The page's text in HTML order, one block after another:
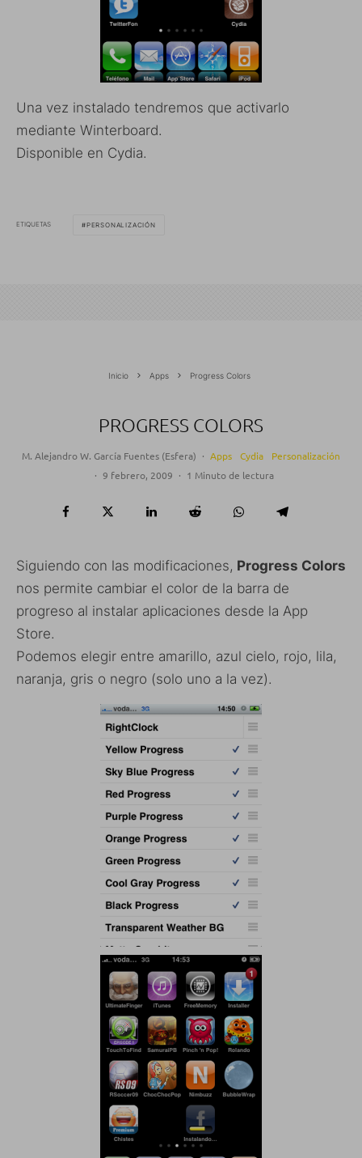
Una vez instalado tendremos que activarlo
mediante Winterboard.
Disponible en Cydia.
ETIQUETAS PERSONALIZACIÓN
Inicio Apps Progress Colors
PROGRESS COLORS
M. Alejandro W. García Fuentes (Esfera) · Apps Cydia
Personalización
· 9 febrero, 2009 · 1 Minuto de lectura
Siguiendo con las modificaciones, Progress Colors
nos permite cambiar el color de la barra de
progreso al instalar aplicaciones desde la App
Store.
Podemos elegir entre amarillo, azul cielo, rojo, lila,
naranja, gris o negro (solo uno a la vez).